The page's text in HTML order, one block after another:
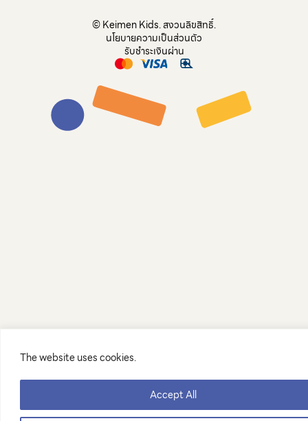
The website uses cookies.
Accept All
© Keimen Kids. สงวนลิขสิทธิ์.
นโยบายความเป็นส่วนตัว
รับชำระเงินผ่าน